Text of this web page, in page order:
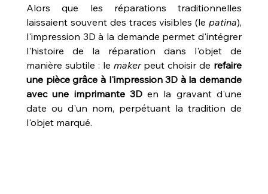
Alors que les réparations traditionnelles
laissaient souvent des traces visibles (le patina),
l'impression 3D à la demande permet d'intégrer
l'histoire de la réparation dans l'objet de
manière subtile : le maker peut choisir de refaire
une pièce grâce à l'impression 3D à la demande
avec une imprimante 3D en la gravant d'une
date ou d'un nom, perpétuant la tradition de
l'objet marqué.